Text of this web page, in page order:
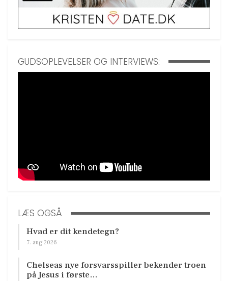
GUDSOPLEVELSER OG INTERVIEWS:
LÆS OGSÅ
Hvad er dit kendetegn?
7. aug 2026
Chelseas nye forsvarsspiller bekender troen
på Jesus i første…